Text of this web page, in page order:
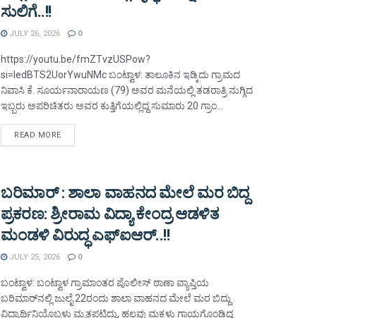
ಸುಲಿಗೆ..!!
JULY 26, 2026 0
https://youtu.be/fmZTvzUSPow?
si=IedBTS2UorYwuNMc ಬಂಟ್ವಾಳ: ತಾಲೂಕಿನ ಇಡ್ಕಿದು ಗ್ರಾಮದ
ನಿವಾಸಿ ಕೆ. ಸೂರ್ಯನಾರಾಯಣ (79) ಅವರ ಮನೆಯಲ್ಲಿ ತಡರಾತ್ರಿ ನುಗ್ಗಿದ
ಇಬ್ಬರು ಅಪರಿಚಿತರು ಅವರ ಕುತ್ತಿಗೆಯಲ್ಲಿದ್ದ ಸುಮಾರು 20 ಗ್ರಾಂ...
READ MOREDETAILS
ಬರಿಮಾರ್‌ : ಶಾಲಾ ವಾಹನದ ಮೇಲೆ ಮರ ಬಿದ್ದ
ಪ್ರಕರಣ: ಶ್ರೀರಾಮ ವಿದ್ಯಾ ಕೇಂದ್ರ ಆಡಳಿತ
ಮಂಡಳಿ ವಿರುದ್ಧ ಎಫ್‌ಐಆರ್..!!
JULY 25, 2026 0
ಬಂಟ್ವಾಳ: ಬಂಟ್ವಾಳ ಗ್ರಾಮಾಂತರ ಪೊಲೀಸ್ ಠಾಣಾ ವ್ಯಾಪ್ತಿಯ
ಬರಿಮಾರ್‌ನಲ್ಲಿ ಜುಲೈ 22ರಂದು ಶಾಲಾ ವಾಹನದ ಮೇಲೆ ಮರ ಬಿದ್ದು
ವಿದ್ಯಾರ್ಥಿನಿಯೊಬ್ಬಳು ಮೃತಪಟ್ಟಿದ್ದು, ಹಲವು ಮಕ್ಕಳು ಗಾಯಗೊಂಡಿದ್ದ